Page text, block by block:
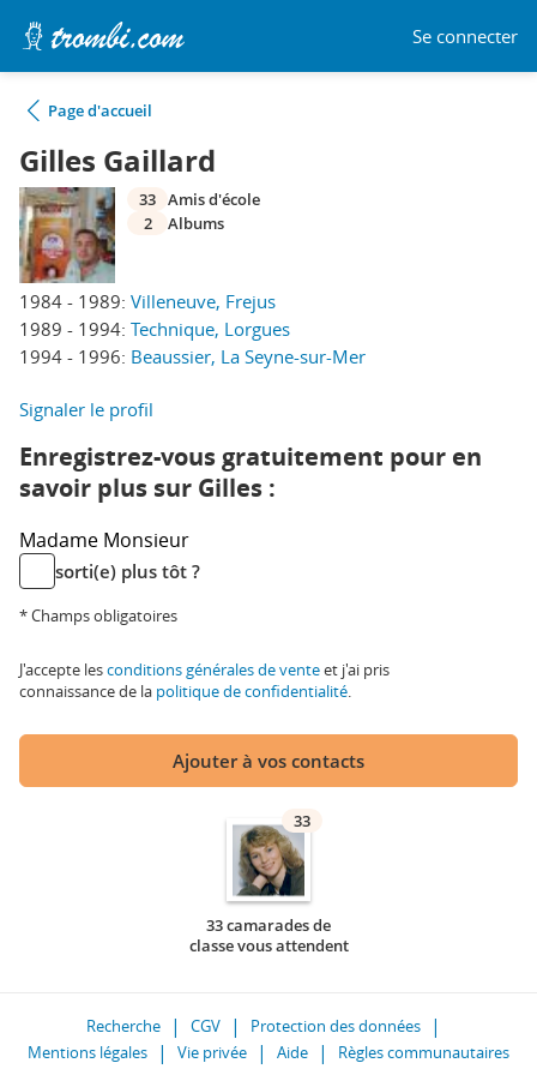
Se connecter
Page d'accueil
Gilles Gaillard
1984 - 1989: Villeneuve, Frejus
1989 - 1994: Technique, Lorgues
1994 - 1996: Beaussier, La Seyne-sur-Mer
33 Amis d'école
2
Albums
Signaler le profil
Enregistrez-vous gratuitement pour en
savoir plus sur Gilles :
Madame Monsieur
sorti(e) plus tôt ?
* Champs obligatoires
J'accepte lesconditions générales de venteet j'ai pris
connaissance de la politique de confidentialité.
Ajouter à vos contacts
33
33 camarades de
classe vous attendent
Recherche CGV
Protection des données
Mentions légales
Vie privée Aide Règles communautaires